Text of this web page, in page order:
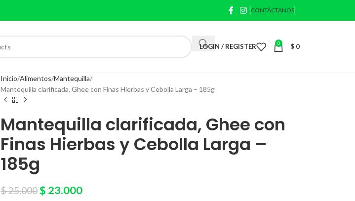
CONTÁCTANOS
LOGIN / REGISTER 0 $ 0
Inicio Alimentos Mantequilla
Mantequilla clarificada, Ghee con Finas Hierbas y Cebolla Larga – 185g
Mantequilla clarificada, Ghee con
Finas Hierbas y Cebolla Larga –
185g
$25.000$ 23.000